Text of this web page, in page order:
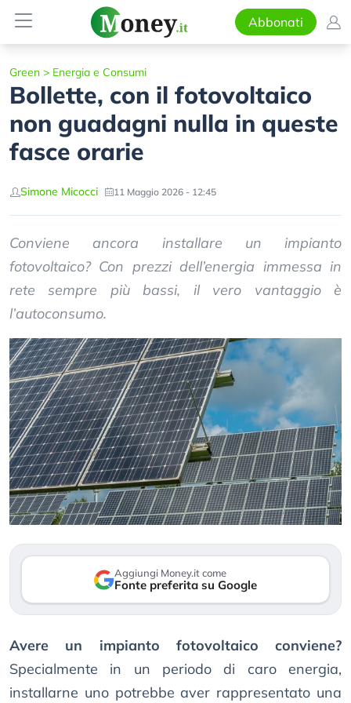
Abbonati
Green > Energia e Consumi
Bollette, con il fotovoltaico
non guadagni nulla in queste
fasce orarie
Simone Micocci 11 Maggio 2026 - 12:45
Conviene ancora installare un impianto
fotovoltaico? Con prezzi dell’energia immessa in
rete sempre più bassi, il vero vantaggio è
l’autoconsumo.
Aggiungi Money.it come
Fonte preferita su Google
Avere un impianto fotovoltaico conviene?
Specialmente in un periodo di caro energia,
installarne uno potrebbe aver rappresentato una